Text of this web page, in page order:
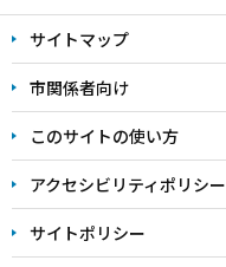
文
こ
こ
ま
で
サイトマップ
市関係者向け
このサイトの使い方
アクセシビリティポリシー
サイトポリシー